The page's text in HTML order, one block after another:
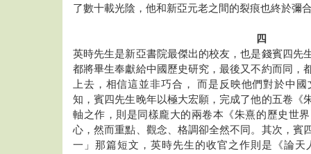
了數十載光陰，他和新亞元老之間的裂痕也終於彌
四
英時先生是新亞書院最傑出的校友，也是錢賓四先
都將畢生奉獻給中國歷史研究，最後又不約而同，
上去，相信這並非巧合， 而是反映他們對於中
知，賓四先生晚年以極大宏願，完成了他的五卷《
軸之作，則是同樣龐大的兩卷本《朱熹的歷史世
心，然而重點、觀念、格調卻全然不同。其次，賓
一」那篇短文，英時先生的收官之作則是《論天